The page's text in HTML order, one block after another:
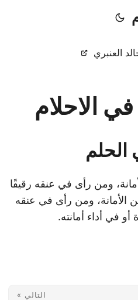
العنبري
الاحلام
الحلم
ومن رأى في عنقه رقيقًا
الأمانة، ومن رأى في عنقه
في أداء أمانته.
التالي »